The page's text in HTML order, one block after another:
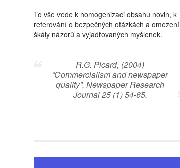
To vše vede k homogenizaci obsahu novin, k
referování o bezpečných otázkách a omezení
škály názorů a vyjadřovaných myšlenek.
R.G. Picard, (2004)
“Commercialism and newspaper
quality”, Newspaper Research
Journal 25 (1) 54-65.